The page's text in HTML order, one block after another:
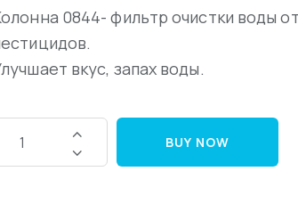
0844- фильтр очистки воды
вкус, запах воды.
BUY NOW